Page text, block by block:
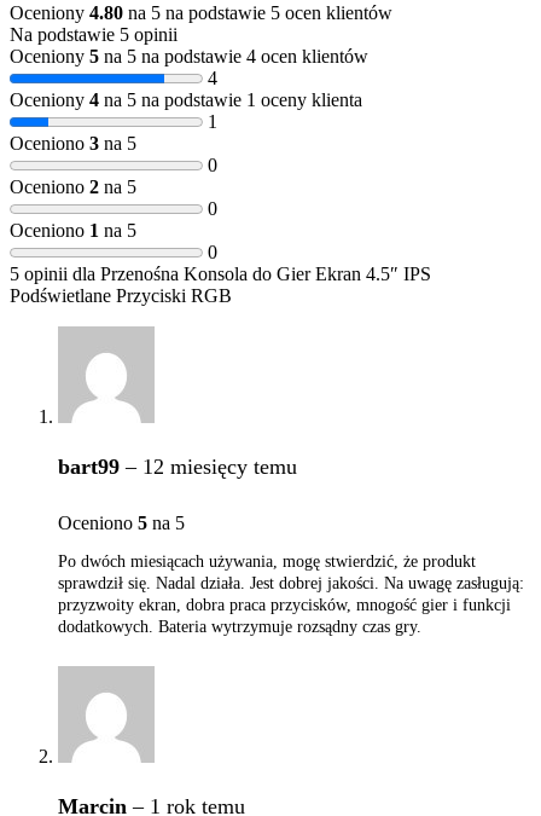
Oceniony 4.80 na 5 na podstawie 5 ocen klientów
Na podstawie 5 opinii
Oceniony 5 na 5 na podstawie 4 ocen klientów
4
Oceniony 4 na 5 na podstawie 1 oceny klienta
1
Oceniono 3 na 5
0
Oceniono 2 na 5
0
Oceniono 1 na 5
0
5 opinii dla Przenośna Konsola do Gier Ekran 4.5″ IPS
Podświetlane Przyciski RGB
bart99– 12 miesięcy temu
Oceniono 5 na 5
Po dwóch miesiącach używania, mogę stwierdzić, że produkt
sprawdził się. Nadal działa. Jest dobrej jakości. Na uwagę zasługują:
przyzwoity ekran, dobra praca przycisków, mnogość gier i funkcji
dodatkowych. Bateria wytrzymuje rozsądny czas gry.
Marcin– 1 rok temu